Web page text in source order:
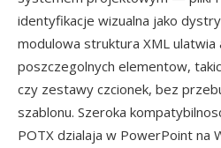
identyfikacje wizualna jako
modulowa struktura XML ulatwia
poszczegolnych elementow,
czy zestawy czcionek, bez
szablonu. Szeroka
POTX dzialaja w PowerPoint na